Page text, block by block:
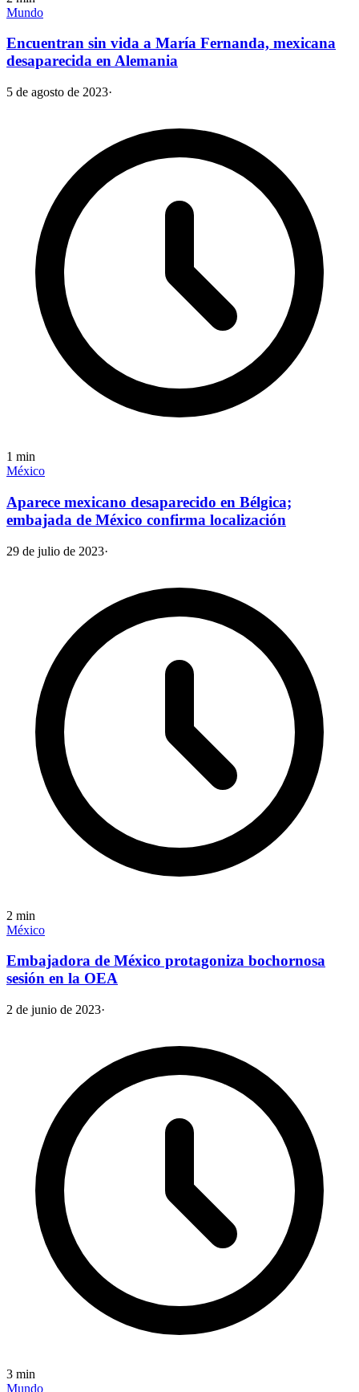
Mundo
Encuentran sin vida a María Fernanda, mexicana
desaparecida en Alemania
5 de agosto de 2023·
1 min
México
Aparece mexicano desaparecido en Bélgica;
embajada de México confirma localización
29 de julio de 2023·
2 min
México
Embajadora de México protagoniza bochornosa
sesión en la OEA
2 de junio de 2023·
3 min
Mundo